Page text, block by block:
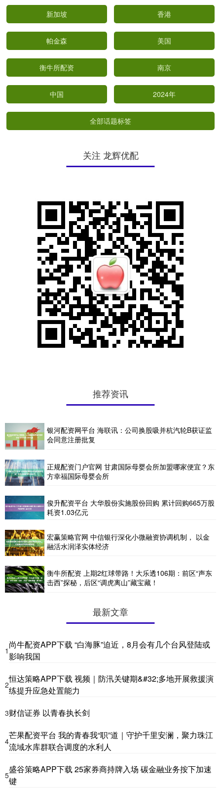
新加坡 香港
帕金森 美国
衡牛所配资 南京
中国 2024年
全部话题标签
关注 龙辉优配
推荐资讯
银河配资网平台 海联讯：公司换股吸并杭汽轮B获证监
会同意注册批复
正规配资门户官网 甘肃国际母婴会所加盟哪家便宜？东
方幸福国际母婴会所
俊升配资平台 大华股份实施股份回购 累计回购665万股
耗资1.03亿元
宏赢策略官网 中信银行深化小微融资协调机制， 以金
融活水润泽实体经济
衡牛所配资 上期2红球带路！大乐透106期：前区“声东
击西”探秘，后区“调虎离山”藏宝藏！
最新文章
1
尚牛配资APP下载 “白海豚”迫近，8月会有几个台风登陆或
影响我国
2
恒达策略APP下载 视频｜防汛关键期&#32;多地开展救援演
练提升应急处置能力
3财信证券 以青春执长剑
4
芒果配资平台 我的青春我“职”道｜守护千里安澜，聚力珠江
流域水库群联合调度的水利人
5
盛谷策略APP下载 25家券商持牌入场 碳金融业务按下加速
键